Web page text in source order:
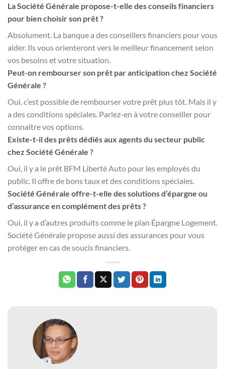
La Société Générale propose-t-elle des conseils financiers
pour bien choisir son prêt ?
Absolument. La banque a des conseillers financiers pour vous
aider. Ils vous orienteront vers le meilleur financement selon
vos besoins et votre situation.
Peut-on rembourser son prêt par anticipation chez Société
Générale ?
Oui, c’est possible de rembourser votre prêt plus tôt. Mais il y
a des conditions spéciales. Parlez-en à votre conseiller pour
connaître vos options.
Existe-t-il des prêts dédiés aux agents du secteur public
chez Société Générale ?
Oui, il y a le prêt BFM Liberté Auto pour les employés du
public. Il offre de bons taux et des conditions spéciales.
Société Générale offre-t-elle des solutions d’épargne ou
d’assurance en complément des prêts ?
Oui, il y a d’autres produits comme le plan Épargne Logement.
Société Générale propose aussi des assurances pour vous
protéger en cas de soucis financiers.